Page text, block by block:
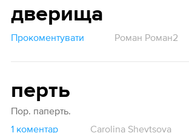
дверища
Прокоментувати Роман Роман2
перть
Пор. паперть.
1 коментар
Carolina Shevtsova